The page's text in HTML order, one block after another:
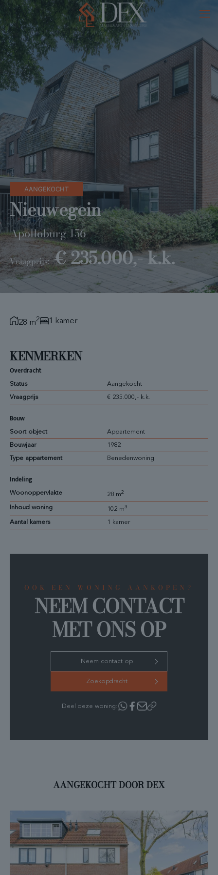
AANGEKOCHT
Nieuwegein
Apolloburg 156
Vraagprijs: € 235.000,- k.k.
28 m2 1 kamer
KENMERKEN
Overdracht
Status Aangekocht
Vraagprijs € 235.000,- k.k.
Bouw
Soort object Appartement
Bouwjaar 1982
Type appartement Benedenwoning
Indeling
Woonoppervlakte 28 m2
Inhoud woning 102 m3
Aantal kamers 1 kamer
OOK EEN WONING AANKOPEN?
NEEM CONTACT
MET ONS OP
Neem contact op
Zoekopdracht
Deel deze woning:
AANGEKOCHT DOOR DEX